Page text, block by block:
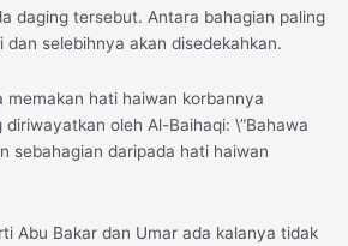
daging tersebut. Antara bahagian paling
selebihnya akan disedekahkan.
memakan hati haiwan korbannya
oleh Al-Baihaqi: \”Bahawa
sebahagian daripada hati haiwan
Abu Bakar dan Umar ada kalanya tidak